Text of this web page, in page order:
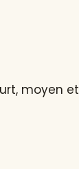
moyen et